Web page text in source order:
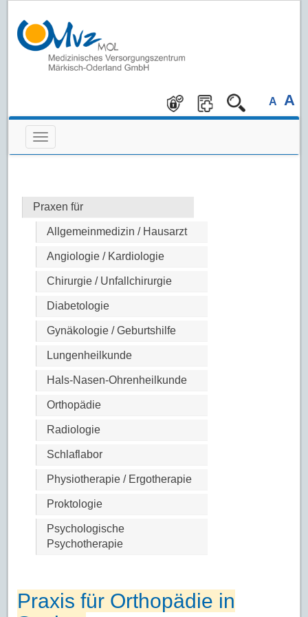
A A
Praxen für
Allgemeinmedizin / Hausarzt
Angiologie / Kardiologie
Chirurgie / Unfallchirurgie
Diabetologie
Gynäkologie / Geburtshilfe
Lungenheilkunde
Hals-Nasen-Ohrenheilkunde
Orthopädie
Radiologie
Schlaflabor
Physiotherapie / Ergotherapie
Proktologie
Psychologische
Psychotherapie
Praxis für Orthopädie in